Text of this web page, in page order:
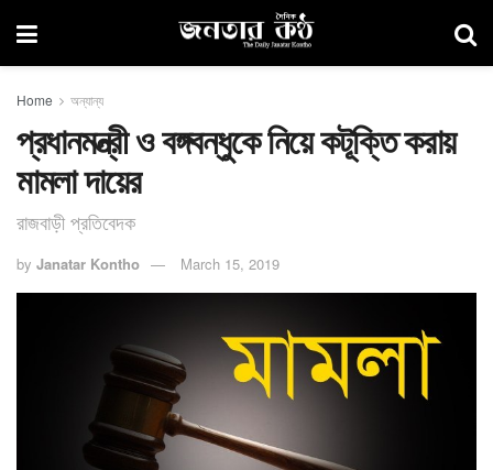
Home অন্যান্য
প্রধানমন্ত্রী ও বঙ্গবন্ধুকে নিয়ে কটূক্তি করায়
মামলা দায়ের
রাজবাড়ী প্রতিবেদক
by Janatar Kontho March 15, 2019